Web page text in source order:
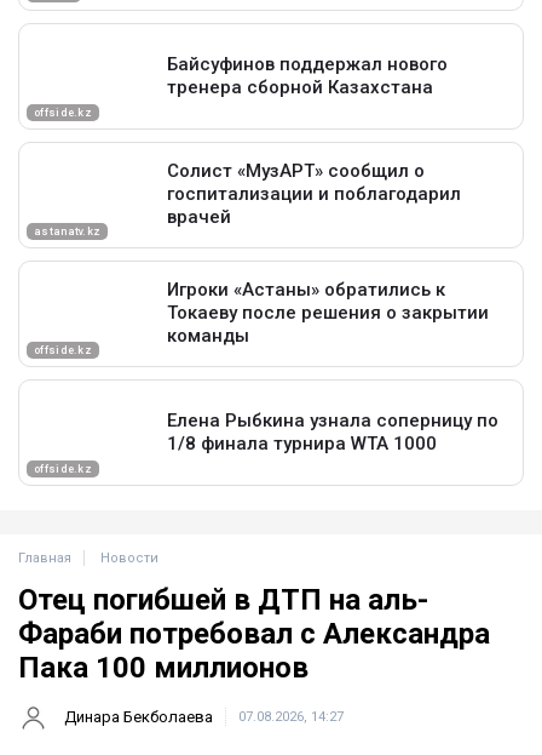
Главная Новости
Отец погибшей в ДТП на аль-
Фараби потребовал с Александра
Пака 100 миллионов
Динара Бекболаева 07.08.2026, 14:27